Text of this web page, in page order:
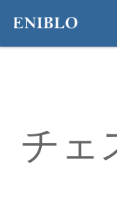
チェ